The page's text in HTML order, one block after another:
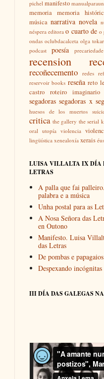
pichel manifesto
memoria memoria
música narrativa novela
néspera editora o cuarto de o
ondas oclubdacalceta olga
podcast
poesía
recension
recoñecemento redes
reservoir books reseña reto
castro
roteiro imaginario
segadoras segadoras x
huesos de los muertos
critica the gallery the serial
oral utopía violencia
lingüística xenealoxía xerais
LUISA VILLALTA IX DÍA
LETRAS
A palla que fai
palabra e a música
Unha postal para as
A Nosa Señora das
en Outono
Manifesto. Luisa
das Letras
De pombas e papagaios
Despexando incógnitas
III DÍA DAS GALEGAS